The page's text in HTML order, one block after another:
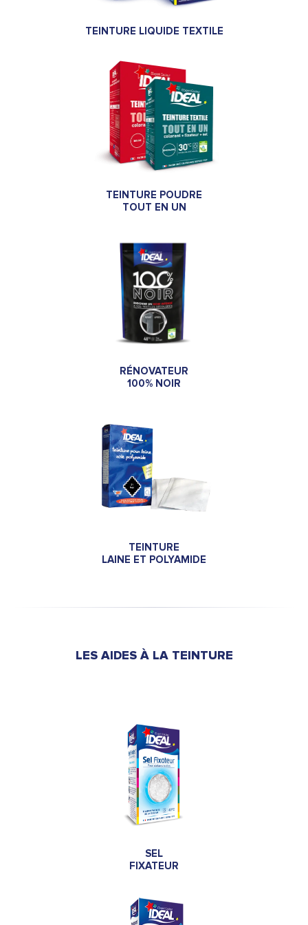
TEINTURE LIQUIDE TEXTILE
TEINTURE POUDRE
TOUT EN UN
RÉNOVATEUR
100% NOIR
TEINTURE
LAINE ET POLYAMIDE
LES AIDES À LA TEINTURE
SEL
FIXATEUR